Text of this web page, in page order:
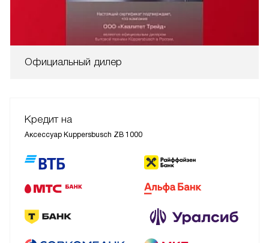
Официальный дилер
Кредит на
Аксессуар Kuppersbusch ZB 1000